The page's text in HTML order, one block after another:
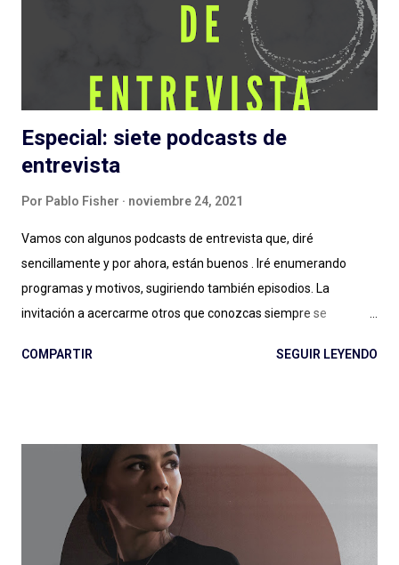
pandemias . Siento que necesitamos un respiro (de la
pandemia en la vida, primero, y del tema en general) en cuanto
Especial: siete podcasts de
entrevista
Por Pablo Fisher noviembre 24, 2021
Vamos con algunos podcasts de entrevista que, diré
sencillamente y por ahora, están buenos . Iré enumerando
programas y motivos, sugiriendo también episodios. La
invitación a acercarme otros que conozcas siempre se
se puede llegar a un podcast por la persona entrevistada, por
entrevista con dos hosts que hablan mucho puede salir bien? Si
escuchan, si preguntan, hacen reír, hacen pensar y logran
meter en zona sillón a todas las personas que pasan por el
ciclo, funciona muy bien lo que hacen Alejandro Cardona y
COMPARTIR SEGUIR LEYENDO